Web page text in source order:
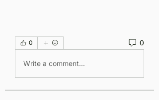
0 0
Write a comment...